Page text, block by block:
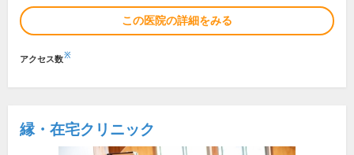
この医院の詳細をみる
アクセス数※
縁・在宅クリニック